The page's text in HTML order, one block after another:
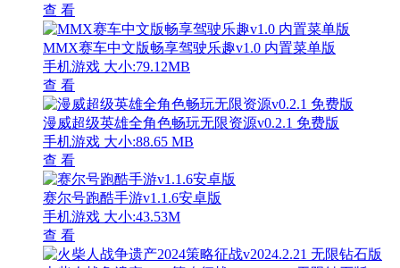
查 看
MMX赛车中文版畅享驾驶乐趣v1.0 内置菜单版
手机游戏 大小:79.12MB
查 看
漫威超级英雄全角色畅玩无限资源v0.2.1 免费版
手机游戏 大小:88.65 MB
查 看
赛尔号跑酷手游v1.1.6安卓版
手机游戏 大小:43.53M
查 看